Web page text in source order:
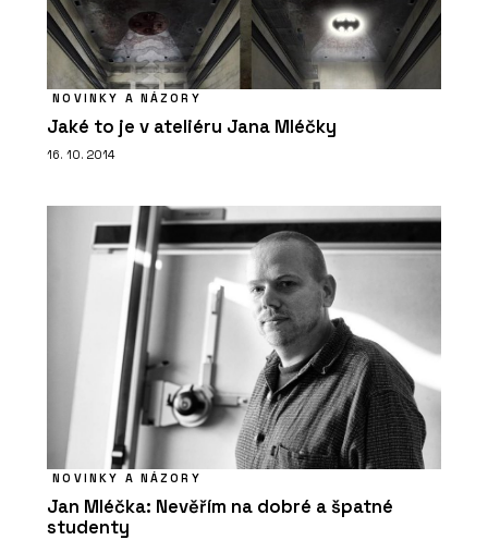
NOVINKY A NÁZORY
Jaké to je v ateliéru Jana Mléčky
16. 10. 2014
NOVINKY A NÁZORY
Jan Mléčka: Nevěřím na dobré a špatné
studenty